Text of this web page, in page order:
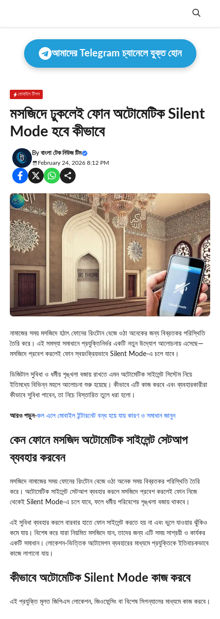
Menu
আমাদের Telegram চ্যানেলে যুক্ত হোন
মোবাইল টিপস
মসজিদে ঢুকলেই ফোন অটোমেটিক Silent
Mode হবে কীভাবে
By বাংলা টেক নিউজ টিম
February 24, 2026 8:12 PM
নামাজের সময় মসজিদে হঠাৎ ফোনের রিংটোন বেজে ওঠা অনেকের জন্য বিব্রতকর পরিস্থিতি
তৈরি করে। এই সমস্যা সমাধানে প্রযুক্তিনির্ভর একটি নতুন উদ্যোগ আলোচনায় এসেছে—
মসজিদে প্রবেশ করলেই ফোন স্বয়ংক্রিয়ভাবে Silent Mode-এ চলে যাবে।
ডিজিটাল সুবিধা ও ধর্মীয় শৃঙ্খলা বজায় রাখতে এমন অটোমেটিক সাইলেন্ট সিস্টেম নিয়ে
ইতিমধ্যে বিভিন্ন মহলে আলোচনা শুরু হয়েছে। কীভাবে এটি কাজ করবে এবং ব্যবহারকারীরা
কীভাবে সুবিধা পাবেন, তা নিচে বিস্তারিত তুলে ধরা হলো।
আরও পড়ুন-কল এলে মোবাইল ইন্টারনেট বন্ধ হয়ে যায় কারণ ও সমাধান জানুন
কেন ফোনে মসজিদ অটোমেটিক সাইলেন্ট সেটআপ
ব্যবহার করবেন
মসজিদে নামাজের সময় ফোনের রিংটোন বেজে ওঠা অনেক সময় বিব্রতকর পরিস্থিতি তৈরি
করে। অটোমেটিক সাইলেন্ট সেটআপ ব্যবহার করলে মসজিদে প্রবেশ করলেই ফোন নিজে
থেকেই Silent Mode-এ চলে যাবে, ফলে ধর্মীয় পরিবেশের শৃঙ্খলা বজায় থাকবে।
এই সুবিধা ব্যবহার করলে বারবার হাতে ফোন সাইলেন্ট করতে হয় না এবং ভুলে যাওয়ার ঝুঁকিও
কমে যায়। বিশেষ করে যারা নিয়মিত মসজিদে যান, তাদের জন্য এটি সময় সাশ্রয়ী ও কার্যকর
একটি সমাধান। লোকেশন-ভিত্তিক অটোমেশন ব্যবহারের মাধ্যমে প্রযুক্তিকে ইতিবাচকভাবে
কাজে লাগানো যায়।
কীভাবে অটোমেটিক Silent Mode কাজ করবে
এই প্রযুক্তি মূলত জিপিএস লোকেশন, জিওফেন্সিং বা বিশেষ সিগন্যালের মাধ্যমে কাজ করবে।